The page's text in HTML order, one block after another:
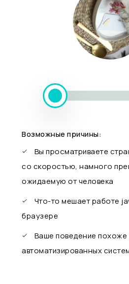
Возможные причины:
Вы просматриваете
со скоростью, намного
ожидаемую от человека
Что-то мешает работе
браузере
Ваше поведение похоже
автоматизированных